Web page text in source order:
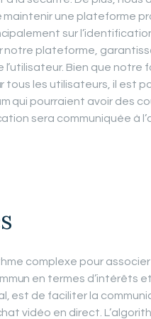
une plateforme
sur
notre plateforme,
l’utilisateur. Bien que
les utilisateurs, il est
qui pourraient avoir des
sera communiquée à
complexe pour
en termes d’intérêts
est de faciliter la
vidéo en direct.